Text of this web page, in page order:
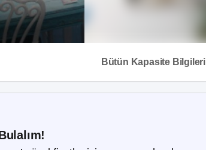
Bütün Kapasite Bilgileri